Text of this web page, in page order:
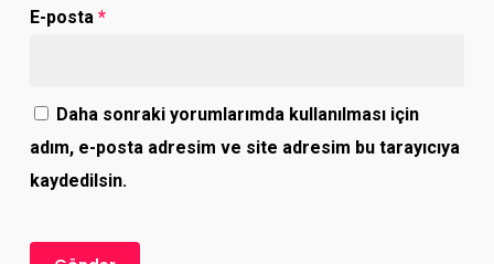
E-posta *
Daha sonraki yorumlarımda kullanılması için
adım, e-posta adresim ve site adresim bu tarayıcıya
kaydedilsin.